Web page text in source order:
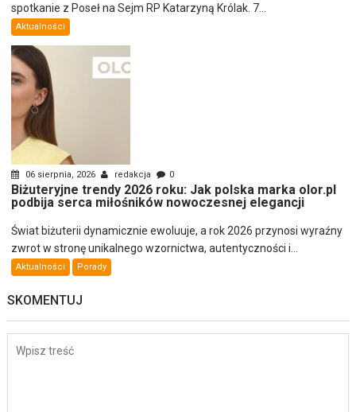
spotkanie z Poseł na Sejm RP Katarzyną Królak. 7...
Aktualności
06 sierpnia, 2026 redakcja 0
Biżuteryjne trendy 2026 roku: Jak polska marka olor.pl
podbija serca miłośników nowoczesnej elegancji
Świat biżuterii dynamicznie ewoluuje, a rok 2026 przynosi wyraźny
zwrot w stronę unikalnego wzornictwa, autentyczności i...
Aktualności Porady
SKOMENTUJ